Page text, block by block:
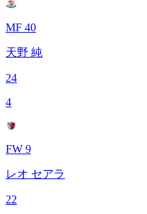
MF 40
天野 純
24
4
FW 9
レオ セアラ
22